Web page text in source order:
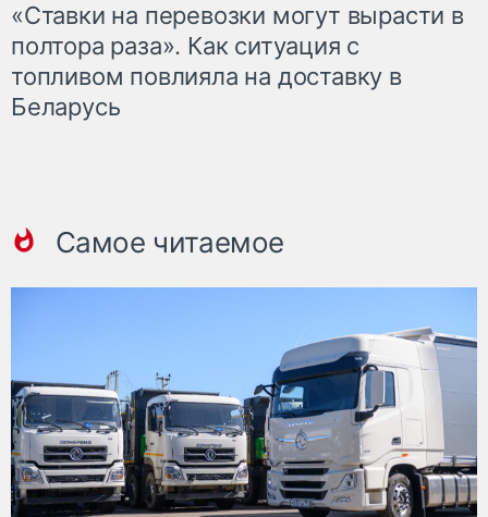
«Ставки на перевозки могут вырасти в
полтора раза». Как ситуация с
топливом повлияла на доставку в
Беларусь
Самое читаемое